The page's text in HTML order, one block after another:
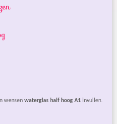
wensen waterglas half hoog A1 invullen.